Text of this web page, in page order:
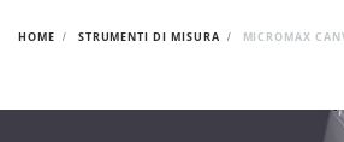
HOME STRUMENTI DI MISURA MICROMAX